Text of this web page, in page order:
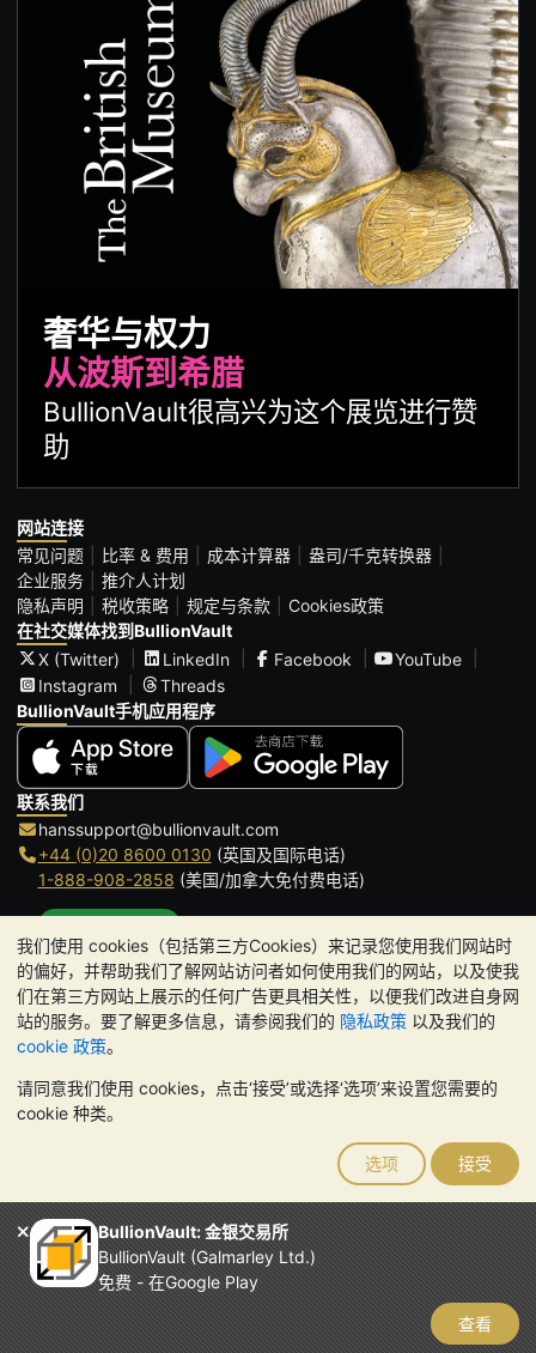
我们使用 cookies（包括第三方Cookies）来记录您使用我们网站时
的偏好，并帮助我们了解网站访问者如何使用我们的网站，以及使我
们在第三方网站上展示的任何广告更具相关性，以便我们改进自身网
站的服务。要了解更多信息，请参阅我们的 隐私政策 以及我们的
cookie 政策。
请同意我们使用 cookies，点击‘接受’或选择‘选项’来设置您需要的
cookie 种类。
选项 接受
BullionVault: 金银交易所
BullionVault (Galmarley Ltd.)
免费 - 在Google Play
查看
奢华与权力
从波斯到希腊
BullionVault很高兴为这个展览进行赞
助
网站连接
常见问题
比率 & 费用 成本计算器
盎司/千克转换器
企业服务
推介人计划
隐私声明
税收策略 规定与条款
Cookies政策
在社交媒体找到BullionVault
X (Twitter)
LinkedIn Facebook
YouTube
Instagram
Threads
BullionVault手机应用程序
联系我们
hanssupport@bullionvault.com
+44 (0)20 8600 0130 (英国及国际电话)
1-888-908-2858 (美国/加拿大免付费电话)
办公时间:
9am to 8:30pm (英国时间), 周一至周五
Galmarley Ltd T/A BullionVault
3 Shortlands (7th Floor)
London
W6 8DA
贵金属的价值可能下跌也可能上涨。历史趋势不能保证未来
的价格走势。BullionVault 网站及其任何通讯中的任何内容均不构成
投资建议。您应该考虑寻求专业建议，以确定投资并持有金条是否适
合您。
Galmarley Ltd，以 BullionVault 名义开展业务，在英格兰和威尔士
注册，注册号为 4943684
BullionVault Ltd © 2026